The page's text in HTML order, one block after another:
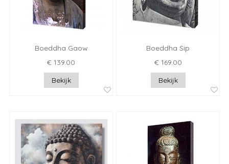
Boeddha Gaow
€ 139.00
Bekijk
Boeddha Sip
€ 169.00
Bekijk